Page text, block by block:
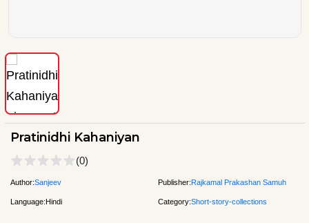
Pratinidhi Kahaniyan
(0)
Author:Sanjeev Publisher:Rajkamal Prakashan Samuh
Language:Hindi Category:Short-story-collections